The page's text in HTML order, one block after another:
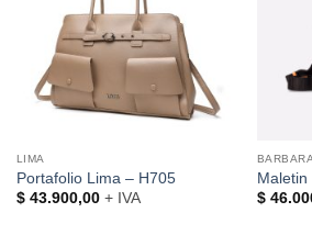
LIMA
Portafolio Lima – H705
$43.900,00+ IVA
$